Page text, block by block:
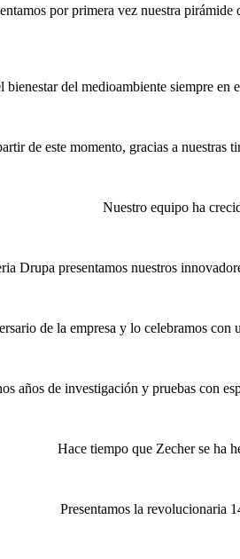
por primera vez nuestra
bienestar del medioambiente siempre en
de este momento, gracias a nuestras
Nuestro equipo ha
Drupa presentamos nuestros
de la empresa y lo celebramos
años de investigación y pruebas con
Hace tiempo que Zecher se ha
Presentamos la revolucionaria